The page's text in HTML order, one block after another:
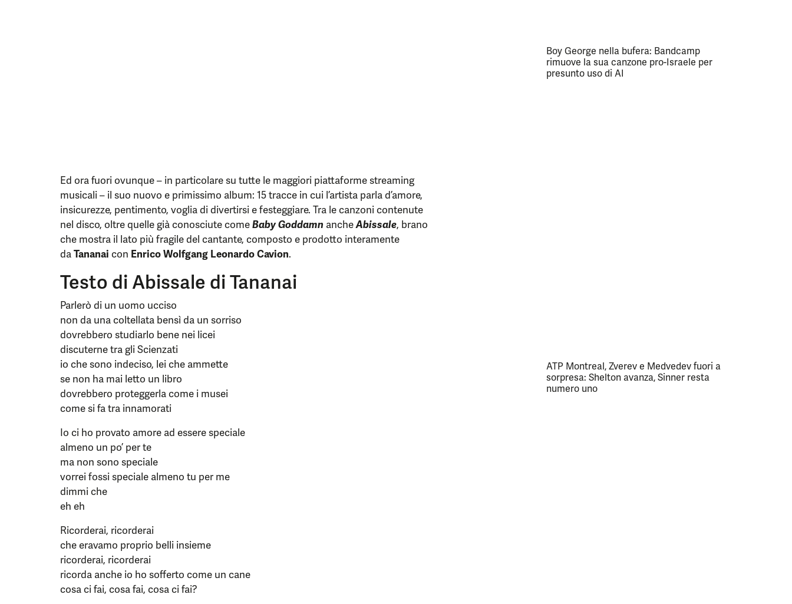
Ed ora fuori ovunque – in particolare su tutte le maggiori piattaforme streaming
musicali – il suo nuovo e primissimo album: 15 tracce in cui l’artista parla d’amore,
insicurezze, pentimento, voglia di divertirsi e festeggiare. Tra le canzoni contenute
nel disco, oltre quelle già conosciute comeBaby Goddamn ancheAbissale, brano
che mostra il lato più fragile del cantante, composto e prodotto interamente
daTananai con EnricoWolfgang LeonardoCavion.
Testo di Abissale di Tananai
Parlerò di un uomo ucciso
non da una coltellata bensì da un sorriso
dovrebbero studiarlo bene nei licei
discuterne tra gli Scienzati
io che sono indeciso, lei che ammette
se non ha mai letto un libro
dovrebbero proteggerla come i musei
come si fa tra innamorati
Io ci ho provato amore ad essere speciale
almeno un po’ per te
ma non sono speciale
vorrei fossi speciale almeno tu per me
dimmi che
eh eh
Ricorderai, ricorderai
che eravamo proprio belli insieme
ricorderai, ricorderai
ricorda anche io ho sofferto come un cane
cosa ci fai, cosa fai, cosa ci fai?
Boy George nella bufera: Bandcamp
rimuove la sua canzone pro-Israele per
presunto uso di AI
ATP Montreal, Zverev e Medvedev fuori a
sorpresa: Shelton avanza, Sinner resta
numero uno